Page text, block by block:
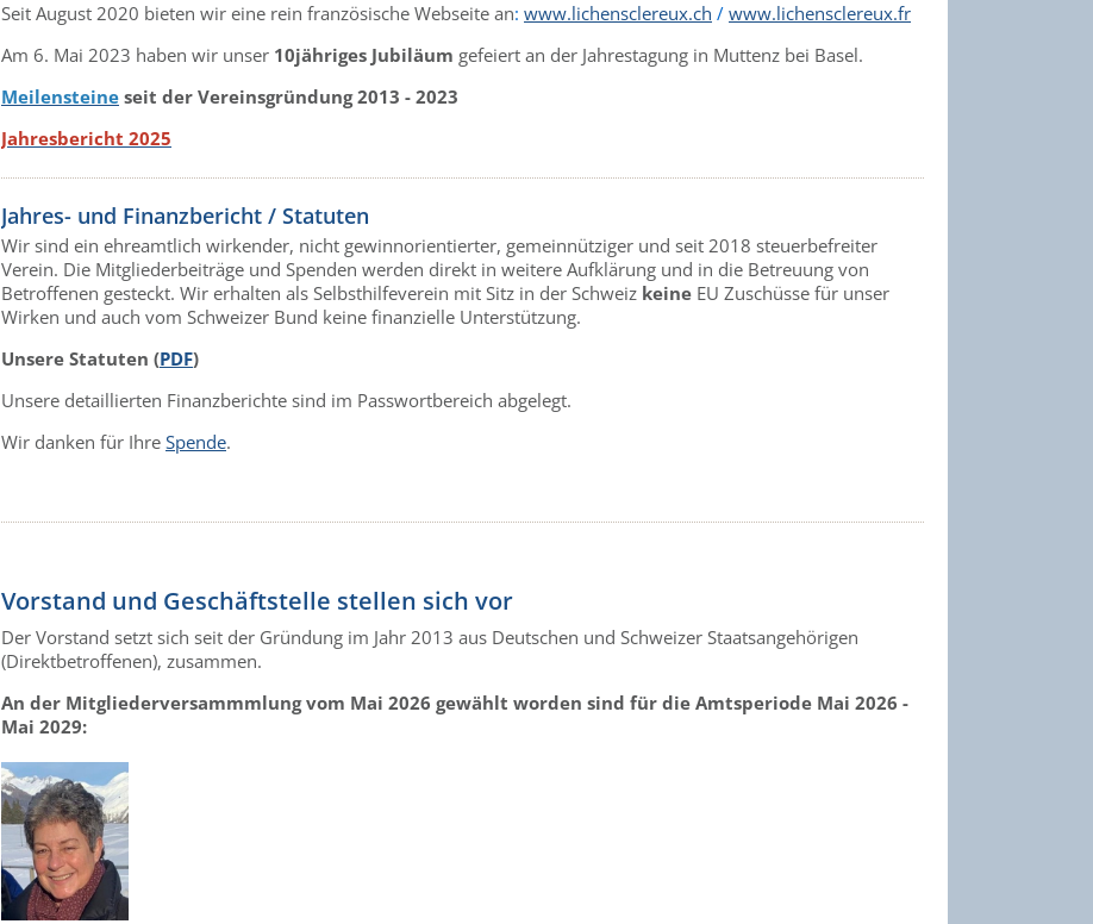
Seit August 2020 bieten wir eine rein französische Webseite an: www.lichensclereux.ch / www.lichensclereux.fr
Am 6. Mai 2023 haben wir unser 10jähriges Jubiläum gefeiert an der Jahrestagung in Muttenz bei Basel.
Meilensteine seit der Vereinsgründung 2013 - 2023
Jahresbericht 2025
Jahres- und Finanzbericht / Statuten
Wir sind ein ehreamtlich wirkender, nicht gewinnorientierter, gemeinnütziger und seit 2018 steuerbefreiter
Verein. Die Mitgliederbeiträge und Spenden werden direkt in weitere Aufklärung und in die Betreuung von
Betroffenen gesteckt. Wir erhalten als Selbsthilfeverein mit Sitz in der Schweiz keine EU Zuschüsse für unser
Wirken und auch vom Schweizer Bund keine finanzielle Unterstützung.
Unsere Statuten (PDF)
Unsere detaillierten Finanzberichte sind im Passwortbereich abgelegt.
Wir danken für Ihre Spende.
Vorstand und Geschäftstelle stellen sich vor
Der Vorstand setzt sich seit der Gründung im Jahr 2013 aus Deutschen und Schweizer Staatsangehörigen
(Direktbetroffenen), zusammen.
An der Mitgliederversammmlung vom Mai 2026 gewählt worden sind für die Amtsperiode Mai 2026 -
Mai 2029: